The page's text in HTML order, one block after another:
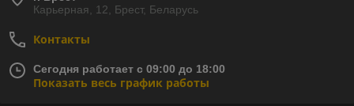
Карьерная, 12, Брест, Беларусь
Контакты
Сегодня работает с 09:00 до 18:00
Показать весь график работы